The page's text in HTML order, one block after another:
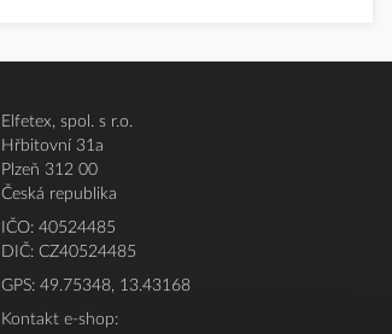
Elfetex, spol. s r.o.
Hřbitovní 31a
Plzeň 312 00
Česká republika
IČO: 40524485
DIČ: CZ40524485
GPS: 49.75348, 13.43168
Kontakt e-shop: